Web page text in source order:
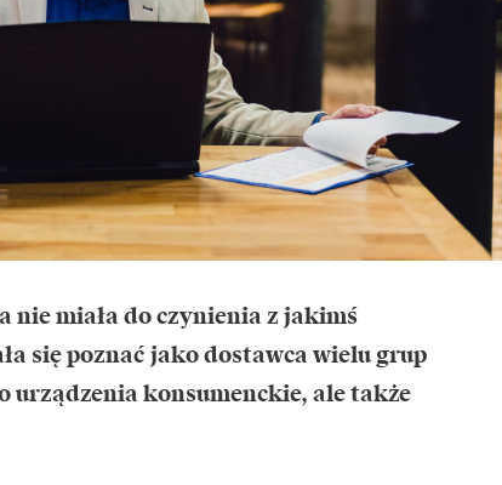
nie miała do czynienia z jakimś
się poznać jako dostawca wielu grup
konsumenckie, ale także